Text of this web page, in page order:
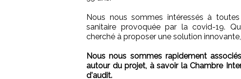
Nous nous sommes intéressés à
sanitaire provoquée par la covid-19.
cherché à proposer une solution
Nous nous sommes rapidement
autour du projet, à savoir la Chambre
d'audit.